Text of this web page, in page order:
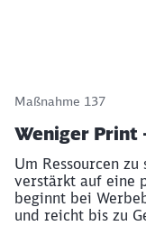
Maßnahme 137
Weniger Print
Um Ressourcen
verstärkt auf eine
beginnt bei
und reicht bis zu